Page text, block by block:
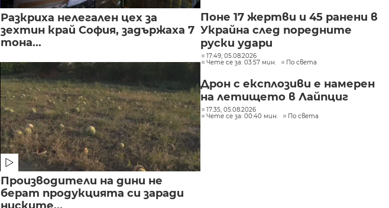
Разкриха нелегален цех за
зехтин край София, задържаха 7
тона...
Производители на дини не
берат продукцията си заради
ниските...
Поне 17 жертви и 45 ранени в
Украйна след поредните
руски удари
17:49, 05.08.2026
Чете се за: 03:57 мин.
По света
Дрон с експлозиви е намерен
на летището в Лайпциг
17:35, 05.08.2026
Чете се за: 00:40 мин.
По света